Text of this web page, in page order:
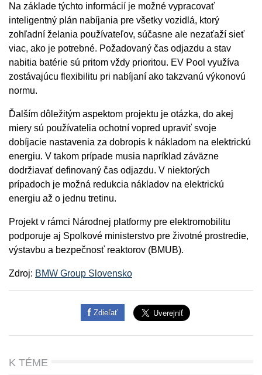
Na základe týchto informácií je možné vypracovať
inteligentný plán nabíjania pre všetky vozidlá, ktorý
zohľadní želania používateľov, súčasne ale nezaťaží sieť
viac, ako je potrebné. Požadovaný čas odjazdu a stav
nabitia batérie sú pritom vždy prioritou. EV Pool využíva
zostávajúcu flexibilitu pri nabíjaní ako takzvanú výkonovú
normu.
Ďalším dôležitým aspektom projektu je otázka, do akej
miery sú používatelia ochotní vopred upraviť svoje
dobíjacie nastavenia za dobropis k nákladom na elektrickú
energiu. V takom prípade musia napríklad záväzne
dodržiavať definovaný čas odjazdu. V niektorých
prípadoch je možná redukcia nákladov na elektrickú
energiu až o jednu tretinu.
Projekt v rámci Národnej platformy pre elektromobilitu
podporuje aj Spolkové ministerstvo pre životné prostredie,
výstavbu a bezpečnosť reaktorov (BMUB).
Zdroj: BMW Group Slovensko
Zdieľať
K TÉME